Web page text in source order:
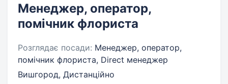
Менеджер, оператор,
помічник флориста
Розглядає посади: Менеджер, оператор,
помічник флориста, Direct менеджер
Вишгород, Дистанційно